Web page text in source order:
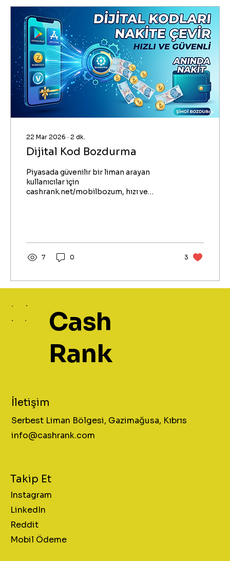
22 Mar 2026 ∙ 2 dk.
Dijital Kod Bozdurma
Piyasada güvenilir bir liman arayan
kullanıcılar için
cashrank.net/mobilbozum, hızı ve
bulabilirsiniz.
7 0 3
İletişim
Serbest Liman Bölgesi, Gazimağusa, Kıbrıs
info@cashrank.com
Takip Et
Instagram
LinkedIn
Reddit
Mobil Ödeme
Cash
Rank